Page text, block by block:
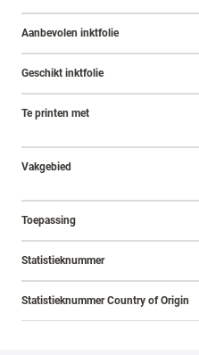
Aanbevolen inktfolie
Geschikt inktfolie
Te printen met
Vakgebied
Toepassing
Statistieknummer
Statistieknummer Country of Origin